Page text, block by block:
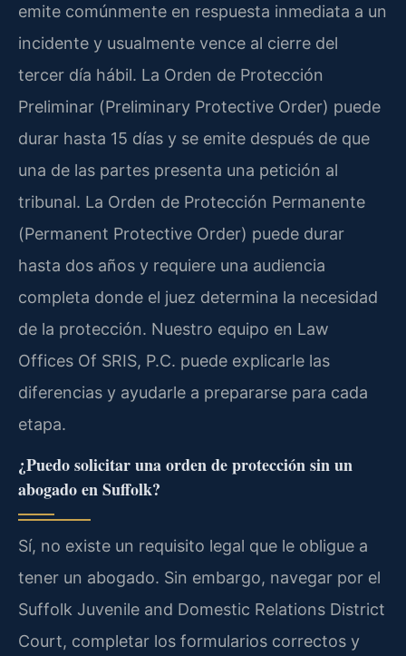
emite comúnmente en respuesta inmediata a un
incidente y usualmente vence al cierre del
tercer día hábil. La Orden de Protección
Preliminar (Preliminary Protective Order) puede
durar hasta 15 días y se emite después de que
una de las partes presenta una petición al
tribunal. La Orden de Protección Permanente
(Permanent Protective Order) puede durar
hasta dos años y requiere una audiencia
completa donde el juez determina la necesidad
de la protección. Nuestro equipo en Law
Offices Of SRIS, P.C. puede explicarle las
diferencias y ayudarle a prepararse para cada
etapa.
¿Puedo solicitar una orden de protección sin un
abogado en Suffolk?
Sí, no existe un requisito legal que le obligue a
tener un abogado. Sin embargo, navegar por el
Suffolk Juvenile and Domestic Relations District
Court, completar los formularios correctos y